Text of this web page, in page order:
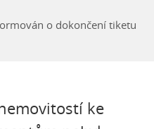
o dokončení tiketu
ke